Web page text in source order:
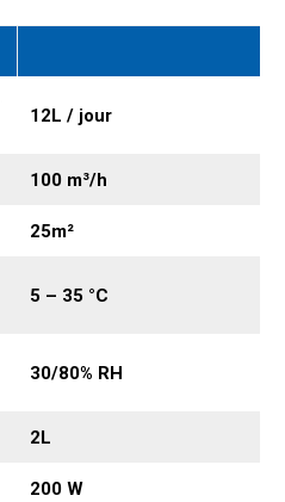
12L / jour
100 m³/h
25m²
5 – 35 °C
30/80% RH
2L
200 W